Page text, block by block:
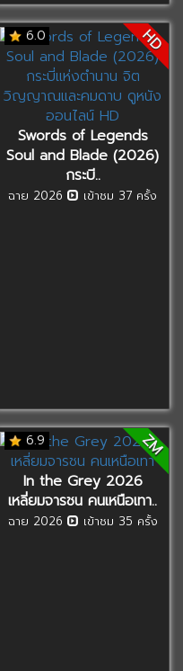
6.0 HD
Swords of Legends
Soul and Blade (2026)
กระบี..
ฉาย 2026 เข้าชม 37 ครั้ง
6.9 ZM
In the Grey 2026
เหลี่ยมจารชน คนเหนือเทา..
ฉาย 2026 เข้าชม 35 ครั้ง